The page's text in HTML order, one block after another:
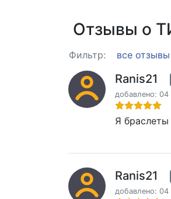
Отзывы о
Фильтр: все отзывы
Ranis21
добавлено:
Я браслеты
Ranis21
добавлено: